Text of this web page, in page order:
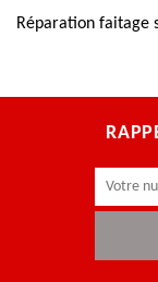
Réparation faitage